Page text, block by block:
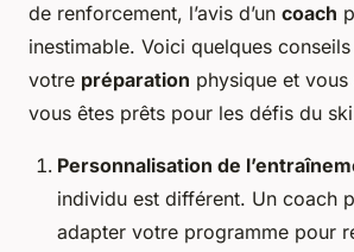
de renforcement, l’avis d’un coach
inestimable. Voici quelques
votre préparation physique et vous
vous êtes prêts pour les défis du
Personnalisation de
individu est différent. Un coach
adapter votre programme pour